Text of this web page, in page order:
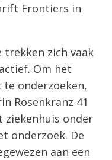
Frontiers in
trekken zich vaak
Om het
onderzoeken,
Rosenkranz 41
ziekenhuis onder
onderzoek. De
aan een